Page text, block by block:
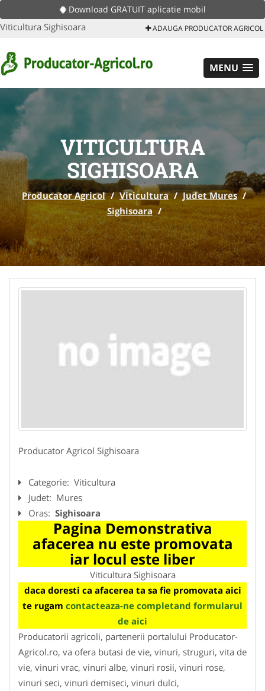
Download GRATUIT aplicatie mobil
Viticultura Sighisoara ADAUGA PRODUCATOR AGRICOL
MENU
VITICULTURA
SIGHISOARA
Producator Agricol / Viticultura / Judet Mures /
Sighisoara /
Producator Agricol Sighisoara
Categorie: Viticultura
Judet: Mures
Oras: Sighisoara
Pagina Demonstrativa
afacerea nu este promovata
iar locul este liber
Viticultura Sighisoara
daca doresti ca afacerea ta sa fie promovata aici
te rugam contacteaza-ne completand formularul
de aici
Producatorii agricoli, partenerii portalului Producator-
Agricol.ro, va ofera butasi de vie, vinuri, struguri, vita de
vie, vinuri vrac, vinuri albe, vinuri rosii, vinuri rose,
vinuri seci, vinuri demiseci, vinuri dulci,